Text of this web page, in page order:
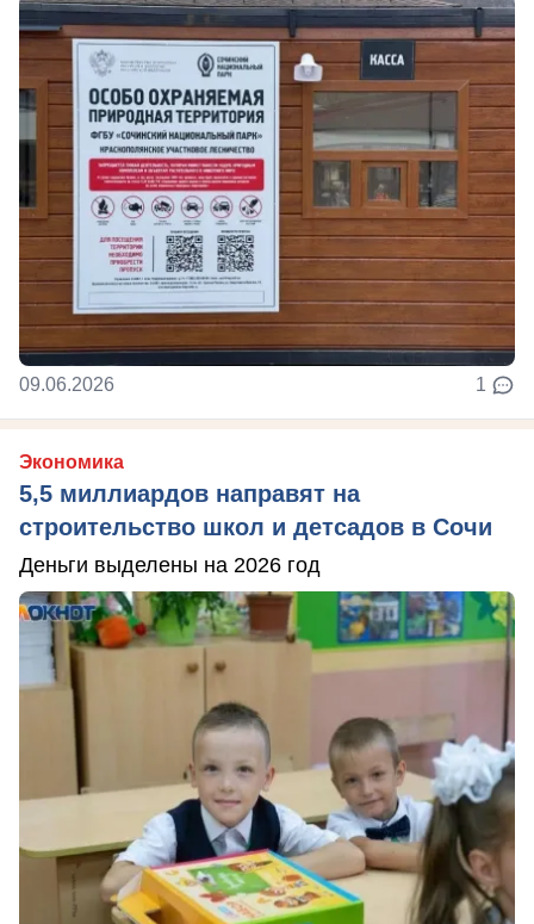
09.06.2026 1
Экономика
5,5 миллиардов направят на
строительство школ и детсадов в Сочи
Деньги выделены на 2026 год